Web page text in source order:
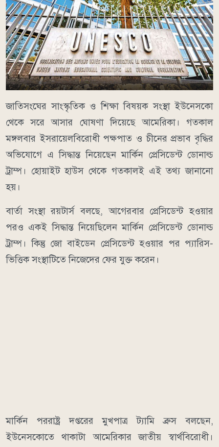
জাতিসংঘের সাংস্কৃতিক ও শিক্ষা বিষয়ক সংস্থা ইউনেসকো
থেকে সরে আসার ঘোষণা দিয়েছে আমেরিকা। গতকাল
মঙ্গলবার ইসরায়েলবিরোধী পক্ষপাত ও চীনের প্রভাব বৃদ্ধির
অভিযোগে এ সিদ্ধান্ত নিয়েছেন মার্কিন প্রেসিডেন্ট ডোনাল্ড
ট্রাম্প। হোয়াইট হাউস থেকে গতকালই এই তথ্য জানানো
হয়।
বার্তা সংস্থা রয়টার্স বলছে, আগেরবার প্রেসিডেন্ট হওয়ার
পরও একই সিদ্ধান্ত নিয়েছিলেন মার্কিন প্রেসিডেন্ট ডোনাল্ড
ট্রাম্প। কিন্তু জো বাইডেন প্রেসিডেন্ট হওয়ার পর প্যারিস-
ভিত্তিক সংস্থাটিতে নিজেদের ফের যুক্ত করেন।
মার্কিন পররাষ্ট্র দপ্তরের মুখপাত্র ট্যামি ব্রুস বলছেন,
ইউনেসকোতে থাকাটা আমেরিকার জাতীয় স্বার্থবিরোধী।